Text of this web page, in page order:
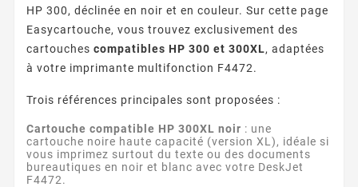
HP 300, déclinée en noir et en couleur. Sur cette page
Easycartouche, vous trouvez exclusivement des
cartouches compatibles HP 300 et 300XL, adaptées
à votre imprimante multifonction F4472.
Trois références principales sont proposées :
Cartouche compatible HP 300XL noir : une
cartouche noire haute capacité (version XL), idéale si
vous imprimez surtout du texte ou des documents
bureautiques en noir et blanc avec votre DeskJet
F4472.